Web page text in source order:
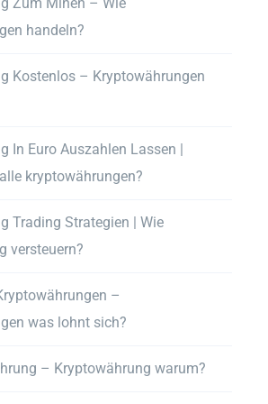
handeln?
Kostenlos – Kryptowährungen
In Euro Auszahlen Lassen |
kryptowährungen?
Trading Strategien | Wie
versteuern?
–
was lohnt sich?
– Kryptowährung warum?